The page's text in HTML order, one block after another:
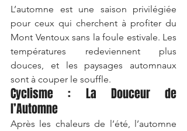
L’automne est une saison privilégiée
pour ceux qui cherchent à profiter du
Mont Ventoux sans la foule estivale. Les
températures redeviennent plus
douces, et les paysages automnaux
sont à couper le souffle.
Cyclisme : La Douceur de
l’Automne
Après les chaleurs de l’été, l’automne